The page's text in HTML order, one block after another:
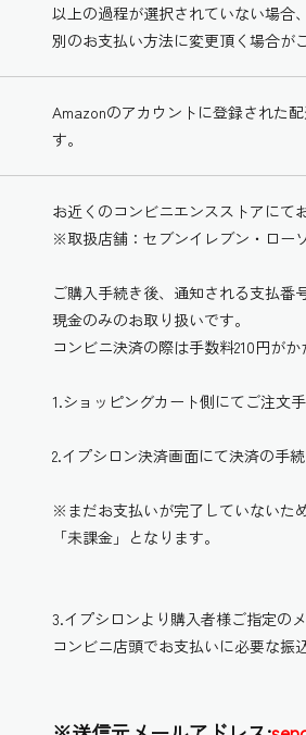
以上の過程が選択されていない場合
別のお支払い方法に変更頂く場合が
Amazonのアカウントに登録された
す。
お近くのコンビニエンスストアにて
※取扱店舗：セブンイレブン・ロー
ご購入手続き後、通知される支払番
現金のみのお取り扱いです。
コンビニ決済の際は手数料210円がか
1.ショッピングカート側にてご注文
2.イプシロン決済画面にて決済の手
※まだお支払いが完了していないた
「未課金」となります。
3.イプシロンより購入者様ご指定の
コンビニ店頭でお支払いに必要な振